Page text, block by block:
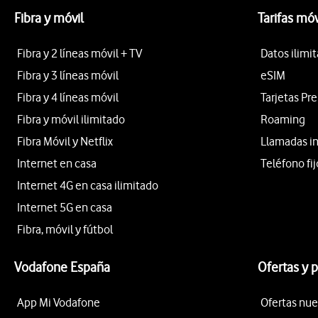
Fibra y móvil
Fibra y 2 líneas móvil + TV
Fibra y 3 líneas móvil
Fibra y 4 líneas móvil
Fibra y móvil ilimitado
Fibra Móvil y Netflix
Internet en casa
Internet 4G en casa ilimitado
Internet 5G en casa
Fibra, móvil y fútbol
Tarifas
Datos
eSIM
Tarjetas
Roaming
Llamadas
Teléfono
Vodafone España
App Mi Vodafone
Ofertas y
Ofertas